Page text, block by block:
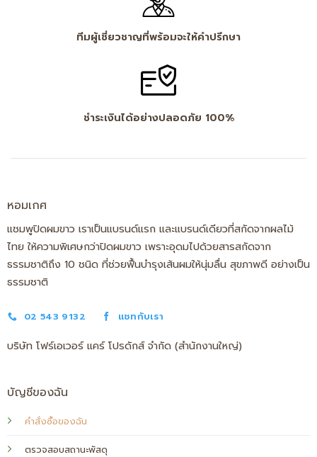
ทีมผู้เชี่ยวชาญที่พร้อมจะให้คำปรึกษา
ชำระเงินได้อย่างปลอดภัย 100%
หอมเกศ
แชมพูปิดผมขาว เราเป็นแบรนด์แรก และแบรนด์เดียวที่สกัดจากผลไม้
ไทย ให้ความพิเศษกว่าปิดผมขาว เพราะอุดมไปด้วยสารสกัดจาก
ธรรมชาติถึง 10 ชนิด ที่ช่วยฟื้นบำรุงเส้นผมให้นุ่มลื่น สุขภาพดี อย่างเป็น
ธรรมชาติ
02 543 9132 แชทกับเรา
บริษัท โฟร์เอเวอร์ แคร์ โปรดักส์ จำกัด (สำนักงานใหญ่)
บัญชีของฉัน
คำสั่งซื้อของฉัน
ตรวจสอบสถานะพัสดุ